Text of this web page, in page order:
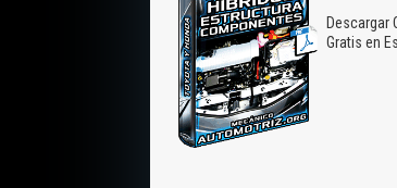
Descargar
Gratis en